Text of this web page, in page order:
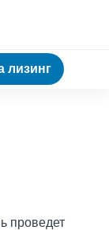
лизинг
проведет